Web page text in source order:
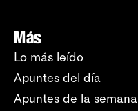
Más
Lo más leído
Apuntes del día
Apuntes de la semana